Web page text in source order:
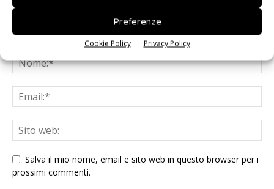
Preferenze
Cookie Policy Privacy Policy
Salva il mio nome, email e sito web in questo browser per i
prossimi commenti.